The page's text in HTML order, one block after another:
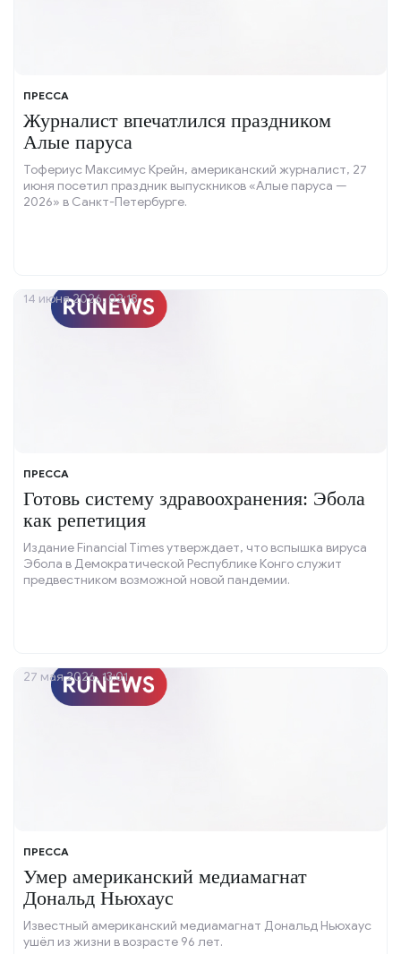
ПРЕССА
Журналист впечатлился праздником
Алые паруса
Тофериус Максимус Крейн, американский журналист, 27
июня посетил праздник выпускников «Алые паруса —
2026» в Санкт-Петербурге.
ПРЕССА
Готовь систему здравоохранения: Эбола
как репетиция
Издание Financial Times утверждает, что вспышка вируса
Эбола в Демократической Республике Конго служит
предвестником возможной новой пандемии.
14 июня 2026, 02:18
ПРЕССА
Умер американский медиамагнат
Дональд Ньюхаус
Известный американский медиамагнат Дональд Ньюхаус
ушёл из жизни в возрасте 96 лет.
27 мая 2026, 13:01